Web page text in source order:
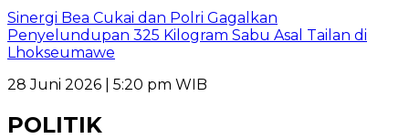
Sinergi Bea Cukai dan Polri Gagalkan
Penyelundupan 325 Kilogram Sabu Asal Tailan di
Lhokseumawe
28 Juni 2026 | 5:20 pm WIB
POLITIK